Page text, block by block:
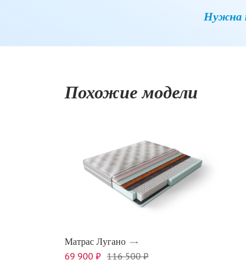
Нужна
Похожие модели
Матрас Лугано
69 900 ₽ 116 500 ₽